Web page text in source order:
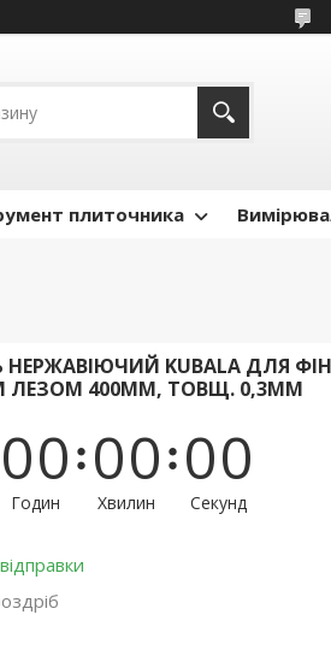
плиточника
KUBALA ДЛЯ
ЛЕЗОМ 400ММ, ТОВЩ. 0,3ММ
00
Годин
00
Хвилин
00
Секунд